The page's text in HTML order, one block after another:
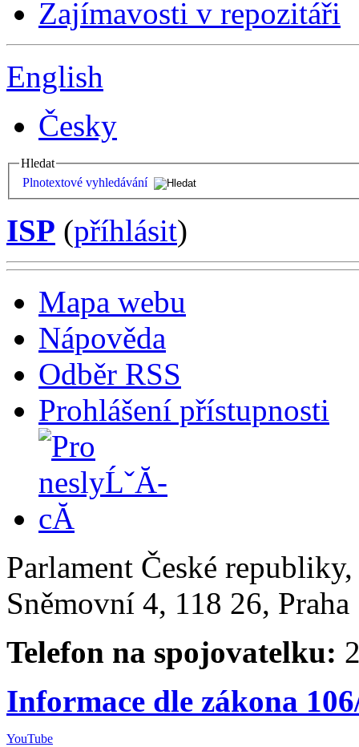
Zajímavosti v repozitáři
English
Česky
Hledat
Plnotextové vyhledávání
ISP (příhlásit)
Mapa webu
Nápověda
Odběr RSS
Prohlášení přístupnosti
Parlament České
Sněmovní 4, 118 26,
Telefon na spojovatelku:
Informace dle zákona
YouTube